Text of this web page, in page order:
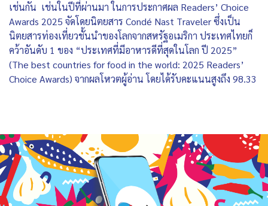
เช่นกัน เช่นในปีที่ผ่านมา ในการประกาศผล Readers’ Choice
Awards 2025 จัดโดยนิตยสาร Condé Nast Traveler ซึ่งเป็น
นิตยสารท่องเที่ยวชั้นนำของโลกจากสหรัฐอเมริกา ประเทศไทยก็
คว้าอันดับ 1 ของ “ประเทศที่มีอาหารดีที่สุดในโลก ปี 2025”
(The best countries for food in the world: 2025 Readers’
Choice Awards) จากผลโหวตผู้อ่าน โดยได้รับคะแนนสูงถึง 98.33